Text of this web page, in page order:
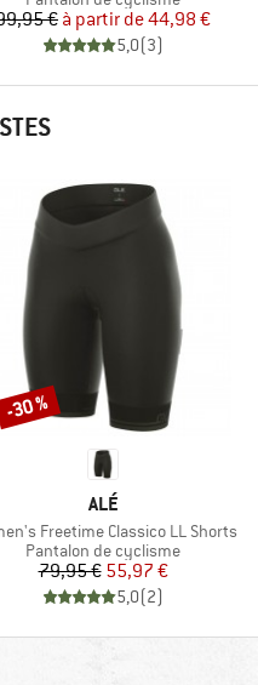
Prix
€ Prix réduit
à partir de44,98 €
5,0(3)
MARQUE
ALÉ
Freetime Classico LL Shorts
Product group
Pantalon de cyclisme
Prix
79,95 €Prix réduit
55,97 €
5,0(2)
-30 %